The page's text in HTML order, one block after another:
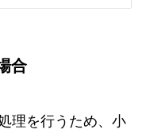
合
理を行うため、小